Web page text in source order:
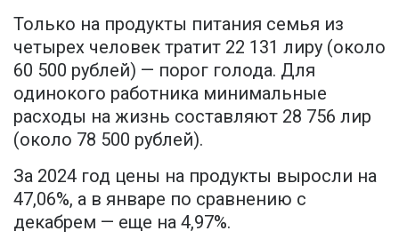
Только на продукты питания семья из
четырех человек тратит 22 131 лиру (около
60 500 рублей) — порог голода. Для
одинокого работника минимальные
расходы на жизнь составляют 28 756 лир
(около 78 500 рублей).
За 2024 год цены на продукты выросли на
47,06%, а в январе по сравнению с
декабрем — еще на 4,97%.